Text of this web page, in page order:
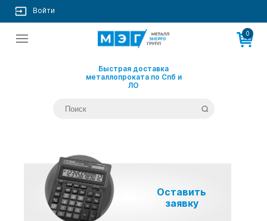
Войти
Быстрая доставка
металлопроката по Спб и
ЛО
Оставить
заявку
0